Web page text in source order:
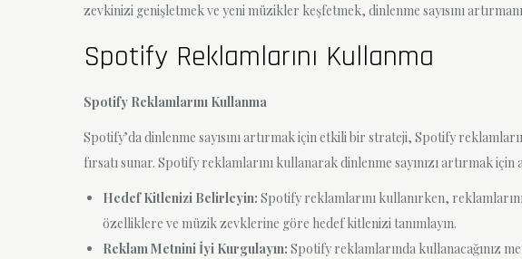
zevkinizi genişletmek ve yeni müzikler keşfetmek, dinlenme sayısını
Spotify Reklamlarını Kullanma
Spotify Reklamlarını Kullanma
Spotify’da dinlenme sayısını artırmak için etkili bir strateji, Spotify
fırsatı sunar. Spotify reklamlarını kullanarak dinlenme sayınızı artırmak
Hedef Kitlenizi Belirleyin: Spotify reklamlarını kullanırken,
özelliklere ve müzik zevklerine göre hedef kitlenizi tanımlayın.
Reklam Metnini İyi Kurgulayın: Spotify reklamlarında kullanacağınız